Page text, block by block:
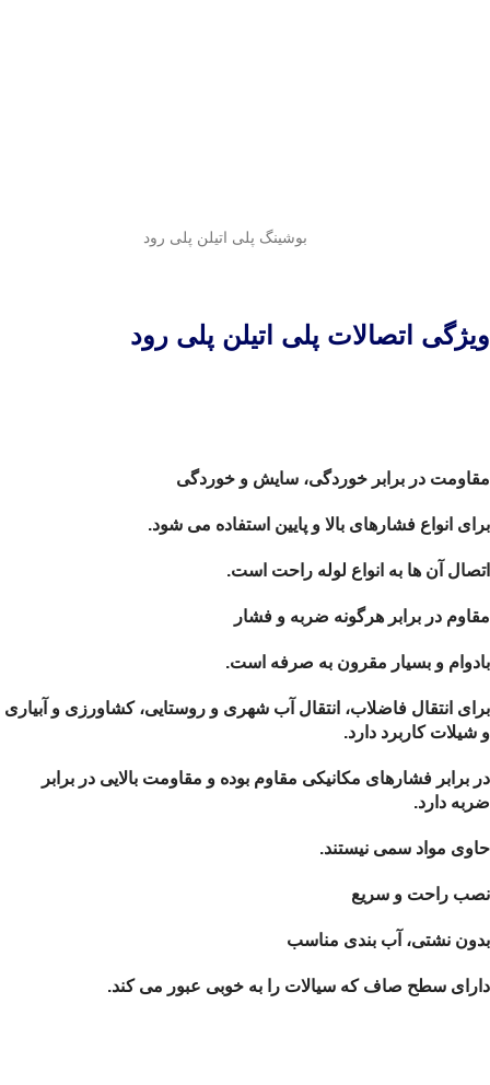
بوشینگ پلی اتیلن پلی رود
ویژگی اتصالات پلی اتیلن پلی رود
مقاومت در برابر خوردگی، سایش و خوردگی
برای انواع فشارهای بالا و پایین استفاده می شود.
اتصال آن ها به انواع لوله راحت است.
مقاوم در برابر هرگونه ضربه و فشار
بادوام و بسیار مقرون به صرفه است.
برای انتقال فاضلاب، انتقال آب شهری و روستایی، کشاورزی و آبیاری
و شیلات کاربرد دارد.
در برابر فشارهای مکانیکی مقاوم بوده و مقاومت بالایی در برابر
ضربه دارد.
حاوی مواد سمی نیستند.
نصب راحت و سریع
بدون نشتی، آب بندی مناسب
دارای سطح صاف که سیالات را به خوبی عبور می کند.